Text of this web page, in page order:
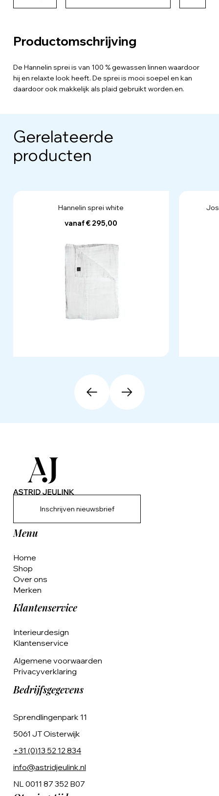
Productomschrijving
De Hannelin sprei is van 100 % gewassen linnen waardoor
hij en relaxte look heeft. De sprei is mooi soepel en kan
daardoor ook makkelijk als plaid gebruikt worden.en.
Gerelateerde
producten
Hannelin sprei white
vanaf € 295,00
Inschrijven nieuwsbrief
Menu
Home
Shop
Over ons
Merken
Klantenservice
Interieurdesign
Klantenservice
Algemene voorwaarden
Privacyverklaring
Bedrijfsgegevens
Sprendlingenpark 11
5061 JT Oisterwijk
+31 (0)13 52 12 834
info@astridjeulink.nl
NL 0011 87 352 B07